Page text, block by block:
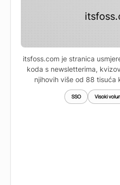
itsfoss.com je stranica
koda s newsletterima,
njihovih više od 88 tisuća
SSO Visoki